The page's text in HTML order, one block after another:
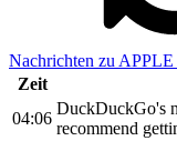
Nachrichten zu
Zeit
04:06
DuckDuckGo's
recommend